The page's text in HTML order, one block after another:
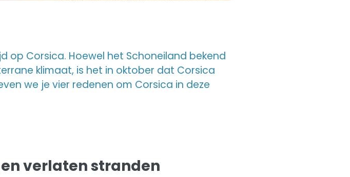
op Corsica. Hoewel het Schoneiland bekend
klimaat, is het in oktober dat Corsica
we je vier redenen om Corsica in deze
verlaten stranden